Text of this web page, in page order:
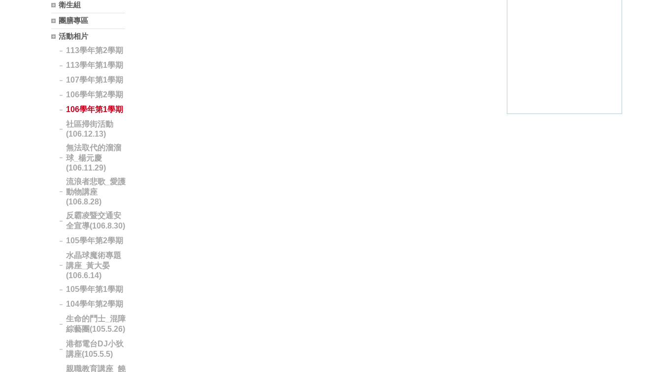
衛生組
團膳專區
活動相片
113學年第2學期
113學年第1學期
107學年第1學期
106學年第2學期
106學年第1學期
社區掃街活動
(106.12.13)
無法取代的溜溜
球_楊元慶
(106.11.29)
流浪者悲歌_愛護
動物講座
(106.8.28)
反霸凌暨交通安
全宣導(106.8.30)
105學年第2學期
水晶球魔術專題
講座_黃大晏
(106.6.14)
105學年第1學期
104學年第2學期
生命的鬥士_混障
綜藝團(105.5.26)
港都電台DJ小狄
講座(105.5.5)
親職教育講座_饒